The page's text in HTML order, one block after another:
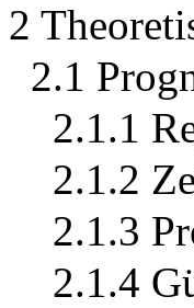
2
2.1
2.1.1
2.1.2
2.1.3
2.1.4